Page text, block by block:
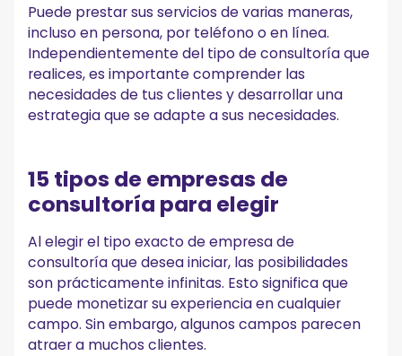
Puede prestar sus servicios de varias maneras,
incluso en persona, por teléfono o en línea.
Independientemente del tipo de consultoría que
realices, es importante comprender las
necesidades de tus clientes y desarrollar una
estrategia que se adapte a sus necesidades.
15 tipos de empresas de
consultoría para elegir
Al elegir el tipo exacto de empresa de
consultoría que desea iniciar, las posibilidades
son prácticamente infinitas. Esto significa que
puede monetizar su experiencia en cualquier
campo. Sin embargo, algunos campos parecen
atraer a muchos clientes.